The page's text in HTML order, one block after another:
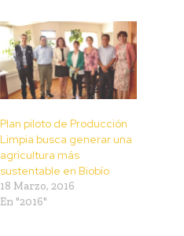
Plan piloto de Producción
Limpia busca generar una
agricultura más
sustentable en Biobío
18 Marzo, 2016
En "2016"